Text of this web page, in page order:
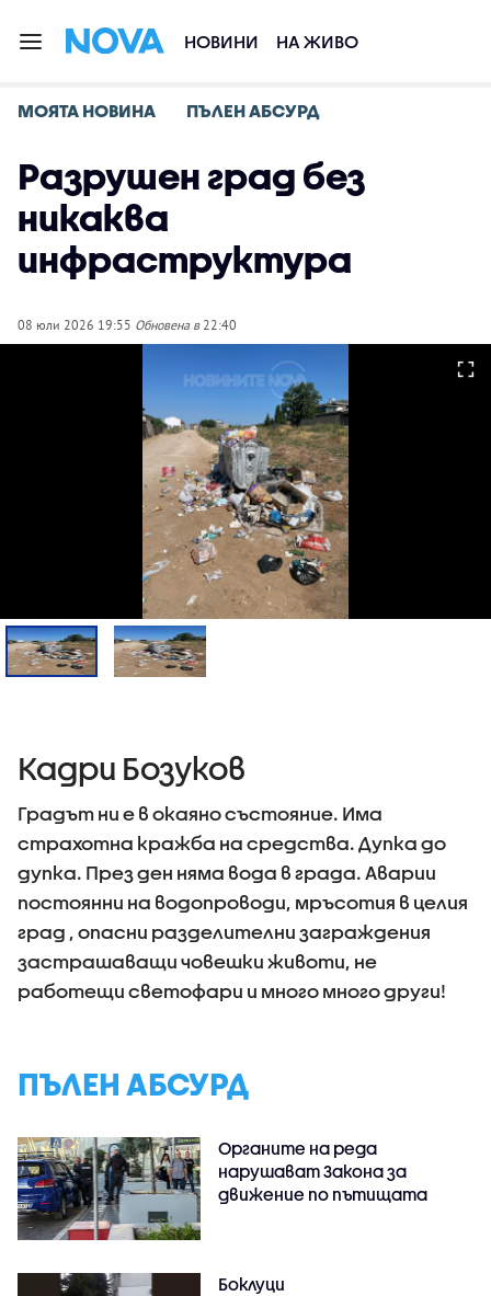
НОВИНИ НА ЖИВО
МОЯТА НОВИНА ПЪЛЕН АБСУРД
Разрушен град без
никаква
инфраструктура
08 юли 2026 19:55 Обновена в22:40
Кадри Бозуков
Градът ни е в окаяно състояние. Има
страхотна кражба на средства. Дупка до
дупка. През ден няма вода в града. Аварии
постоянни на водопроводи, мръсотия в целия
град , опасни разделителни заграждения
застрашаващи човешки животи, не
работещи светофари и много много други!
ПЪЛЕН АБСУРД
Органите на реда
нарушават Закона за
движение по пътищата
Боклуци